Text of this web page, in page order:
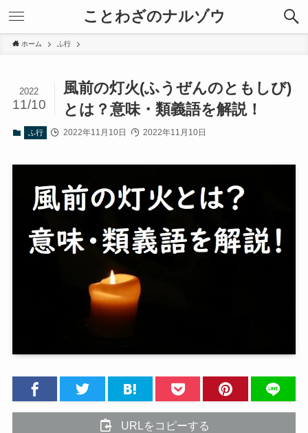
ことわざのナルゾウ
ホーム ふ行
風前の灯火(ふうぜんのともしび)
とは？意味・類義語を解説！
2022
11/10
ふ行 2022年11月10日 2022年11月10日
URLをコピーする